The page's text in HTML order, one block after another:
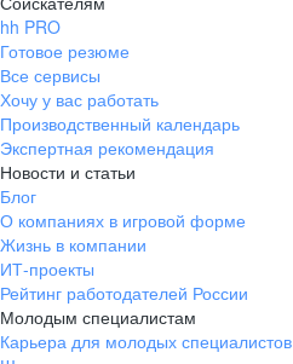
hh PRO
Готовое резюме
Все сервисы
Хочу у вас работать
Производственный календарь
Экспертная рекомендация
Новости и статьи
Блог
О компаниях в игровой форме
Жизнь в компании
ИТ-проекты
Рейтинг работодателей России
Молодым специалистам
Карьера для молодых специалистов